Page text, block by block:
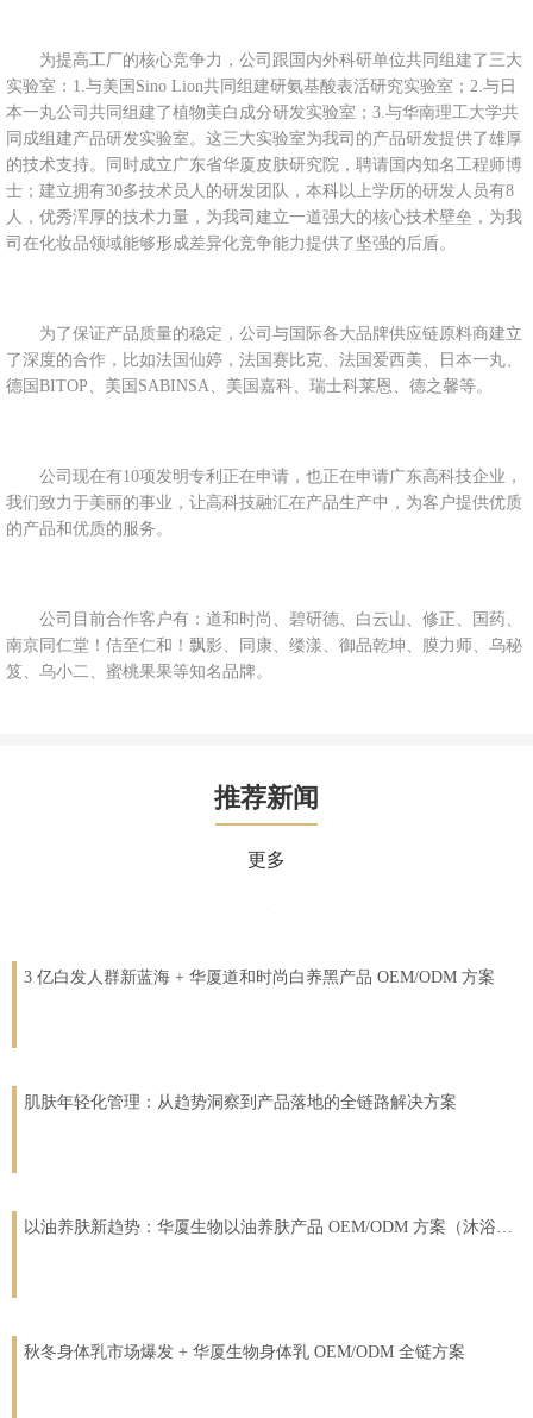
为提高工厂的核心竞争力，公司跟国内外科研单位共同组建了三大
实验室：1.与美国Sino Lion共同组建研氨基酸表活研究实验室；2.与日
本一丸公司共同组建了植物美白成分研发实验室；3.与华南理工大学共
同成组建产品研发实验室。这三大实验室为我司的产品研发提供了雄厚
的技术支持。同时成立广东省华厦皮肤研究院，聘请国内知名工程师博
士；建立拥有30多技术员人的研发团队，本科以上学历的研发人员有8
人，优秀浑厚的技术力量，为我司建立一道强大的核心技术壁垒，为我
司在化妆品领域能够形成差异化竞争能力提供了坚强的后盾。
为了保证产品质量的稳定，公司与国际各大品牌供应链原料商建立
了深度的合作，比如法国仙婷，法国赛比克、法国爱西美、日本一丸、
德国BITOP、美国SABINSA、美国嘉科、瑞士科莱恩、德之馨等。
公司现在有10项发明专利正在申请，也正在申请广东高科技企业，
我们致力于美丽的事业，让高科技融汇在产品生产中，为客户提供优质
的产品和优质的服务。
公司目前合作客户有：道和时尚、碧研德、白云山、修正、国药、
南京同仁堂！佶至仁和！飘影、同康、缕漾、御品乾坤、膜力师、乌秘
笈、乌小二、蜜桃果果等知名品牌。
推荐新闻
更多
3 亿白发人群新蓝海 + 华厦道和时尚白养黑产品 OEM/ODM 方案
肌肤年轻化管理：从趋势洞察到产品落地的全链路解决方案
以油养肤新趋势：华厦生物以油养肤产品 OEM/ODM 方案（沐浴露 + 脸部精华油）
秋冬身体乳市场爆发 + 华厦生物身体乳 OEM/ODM 全链方案